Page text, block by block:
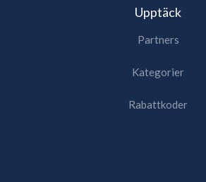
Upptäck
Partners
Kategorier
Rabattkoder